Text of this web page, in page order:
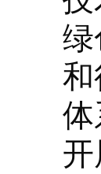
绿
和
体